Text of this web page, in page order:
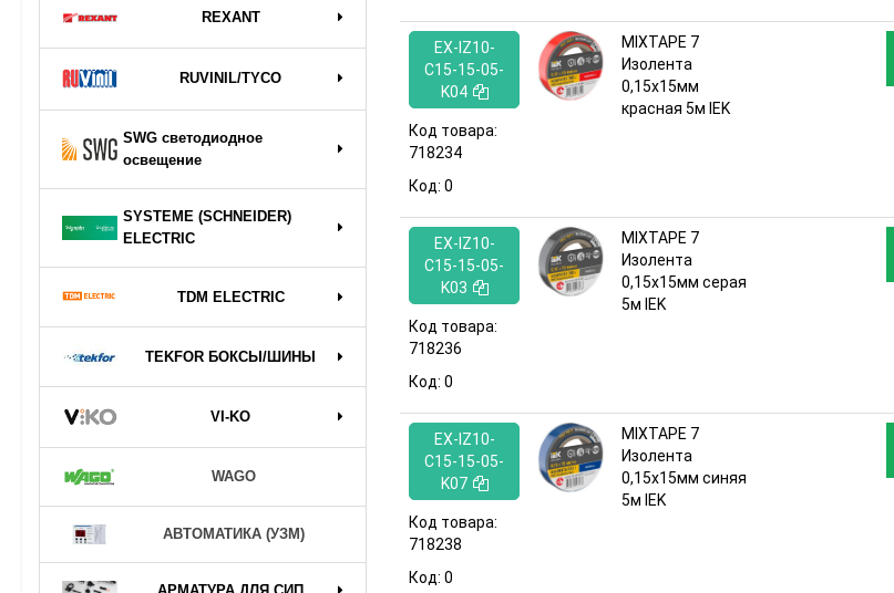
REXANT
RUVINIL/TYCO
SWG светодиодное
освещение
SYSTEME (SCHNEIDER)
ELECTRIC
TDM ELECTRIC
TEKFOR БОКСЫ/ШИНЫ
VI-KO
WAGO
АВТОМАТИКА (УЗМ)
EX-IZ10-
C15-15-05-
K04
Код товара:
718234
Код: 0
MIXTAPE 7
Изолента
0,15х15мм
красная 5м IEK
EX-IZ10-
C15-15-05-
K03
Код товара:
718236
Код: 0
MIXTAPE 7
Изолента
0,15х15мм серая
5м IEK
EX-IZ10-
C15-15-05-
K07
Код товара:
718238
Код: 0
MIXTAPE 7
Изолента
0,15х15мм синяя
5м IEK